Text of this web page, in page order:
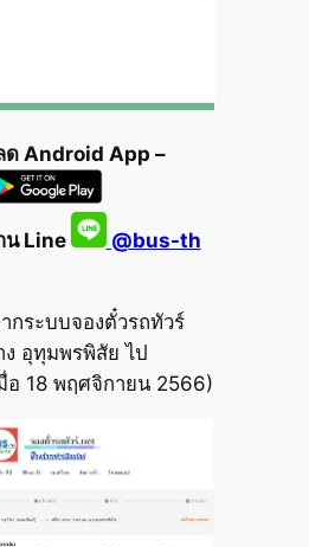
ด Android App –
น Line @bus-th
กระบบจองตั๋วรถทัวร์
ง อุทุมพรพิสัย ไป
อ 18 พฤศจิกายน 2566)